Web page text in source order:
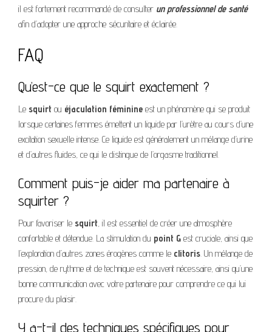
il est fortement recommandé de consulter un professionnel de santé
afin d’adopter une approche sécuritaire et éclairée.
FAQ
Qu’est-ce que le squirt exactement ?
Le squirt ou éjaculation féminine est un phénomène qui se produit
lorsque certaines femmes émettent un liquide par l’urètre au cours d’une
excitation sexuelle intense. Ce liquide est généralement un mélange d’urine
et d’autres fluides, ce qui le distingue de l’orgasme traditionnel.
Comment puis-je aider ma partenaire à
squirter ?
Pour favoriser le squirt, il est essentiel de créer une atmosphère
confortable et détendue. La stimulation du point G est cruciale, ainsi que
l’exploration d’autres zones érogènes comme le clitoris. Un mélange de
pression, de rythme et de technique est souvent nécessaire, ainsi qu’une
bonne communication avec votre partenaire pour comprendre ce qui lui
procure du plaisir.
Y a-t-il des techniques spécifiques pour